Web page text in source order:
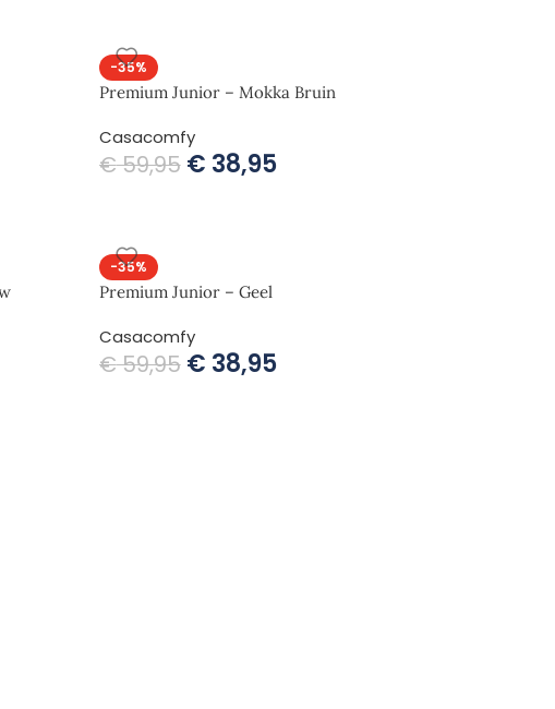
-35%
Premium Junior – Mokka Bruin
Casacomfy
€59,95 € 38,95
-35%
Premium Junior – Geel
Casacomfy
€59,95 € 38,95